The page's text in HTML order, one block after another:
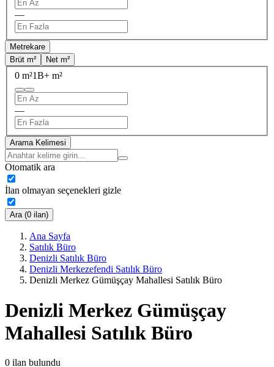
—
Metrekare
Brüt m²
Net m²
0 m²1B+ m²
—
Arama Kelimesi
Otomatik ara
İlan olmayan seçenekleri gizle
Ara (0 ilan)
Ana Sayfa
Satılık Büro
Denizli Satılık Büro
Denizli Merkezefendi Satılık Büro
Denizli Merkez Gümüşçay Mahallesi Satılık Büro
Denizli Merkez Gümüşçay
Mahallesi Satılık Büro
0 ilan bulundu